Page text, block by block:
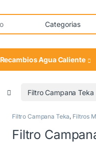
Recambios Agua Caliente
Filtro Campana Teka
Filtro Campana Teka, Filtros
Filtro